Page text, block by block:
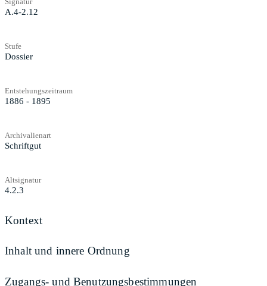
A.4-2.12
Stufe
Dossier
Entstehungszeitraum
1886 - 1895
Archivalienart
Schriftgut
Altsignatur
4.2.3
Kontext
Inhalt und innere Ordnung
Zugangs- und Benutzungsbestimmungen